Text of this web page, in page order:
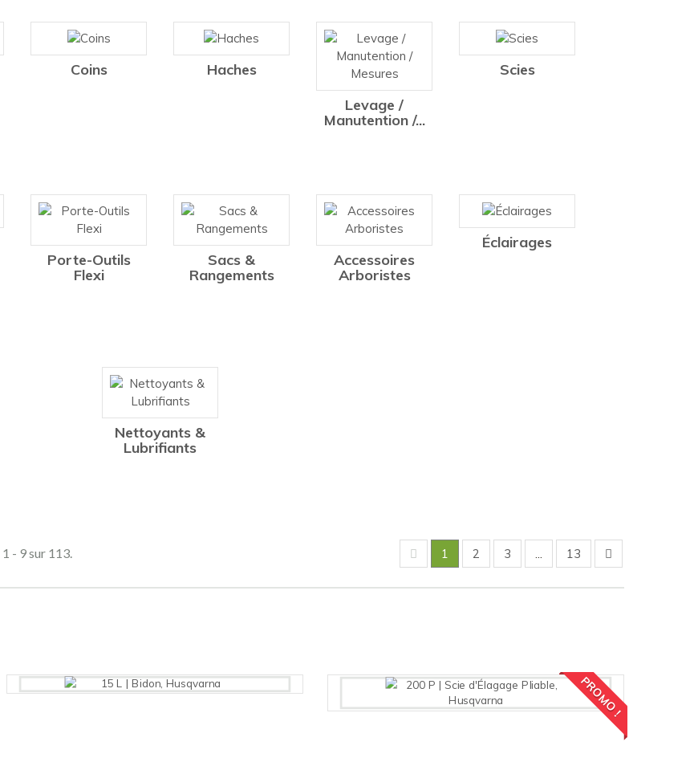
Coins
Haches
Levage /
Manutention /...
Scies
Porte-Outils
Flexi
Sacs &
Rangements
Accessoires
Arboristes
Éclairages
Nettoyants &
Lubrifiants
- 9 sur 113. 1 2 3 ... 13
PROMO !